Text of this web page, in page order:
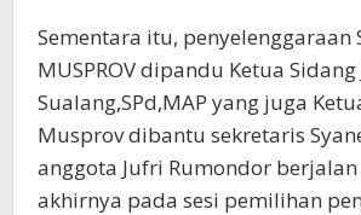
Sementara itu, penyelenggaraan
MUSPROV dipandu Ketua Sidang
Sualang,SPd,MAP yang juga
Musprov dibantu sekretaris
anggota Jufri Rumondor
akhirnya pada sesi pemilihan